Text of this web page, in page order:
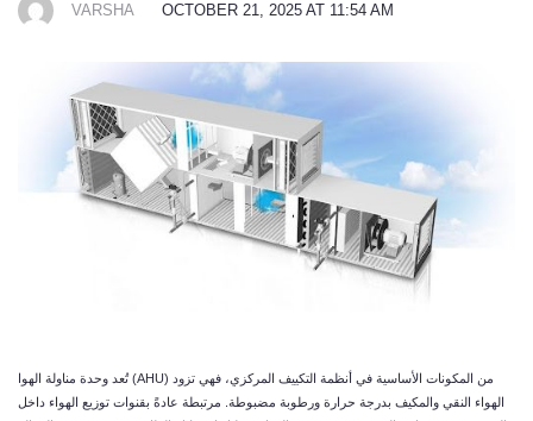
VARSHA OCTOBER 21, 2025 AT 11:54 AM
تُعد وحدة مناولة الهوا (AHU) من المكونات الأساسية في أنظمة التكييف المركزي، فهي تزود
الهواء النقي والمكيف بدرجة حرارة ورطوبة مضبوطة. مرتبطة عادةً بقنوات توزيع الهواء داخل